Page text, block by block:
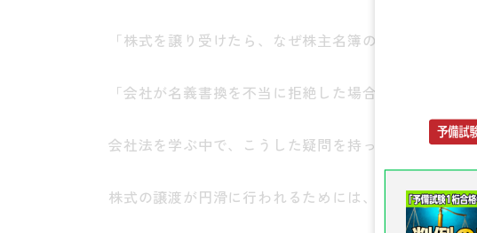
「株式を譲り受けたら、なぜ株主名簿の名義書換が必
「会社が名義書換を不当に拒絶した場合、譲受人はど
会社法を学ぶ中で、こうした疑問を持った方は多いの
株式の譲渡が円滑に行われるためには、株式の権利関